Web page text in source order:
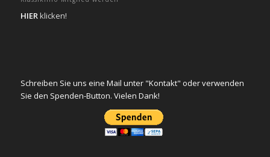
HIERklicken!
Schreiben Sie uns eine Mail unter "Kontakt" oder verwenden
Sie den Spenden-Button. Vielen Dank!